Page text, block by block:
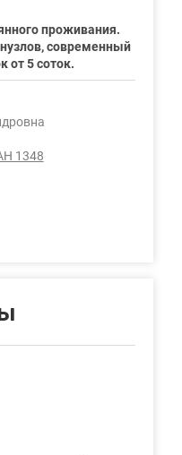
проживания.
современный
от 5 соток.
1348